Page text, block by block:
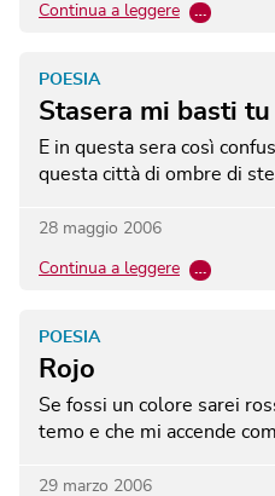
Continua a leggere …
Stasera mi basti tu
POESIA
E in questa sera così
questa città di ombre di
28 maggio 2006
Continua a leggere …
Rojo
POESIA
Se fossi un colore sarei
temo e che mi accende
29 marzo 2006